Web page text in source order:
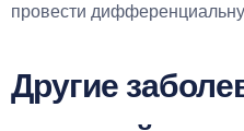
провести
Другие